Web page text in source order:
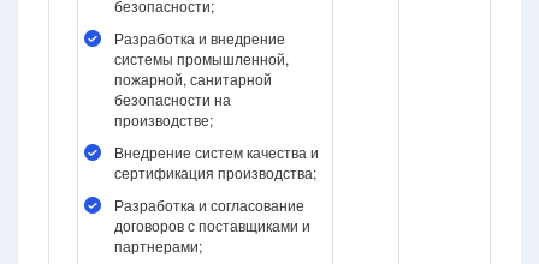
безопасности;
Разработка и внедрение
системы промышленной,
пожарной, санитарной
безопасности на
производстве;
Внедрение систем качества и
сертификация производства;
Разработка и согласование
договоров с поставщиками и
партнерами;